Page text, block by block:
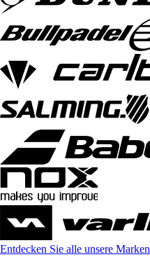
Entdecken Sie alle unsere Marken